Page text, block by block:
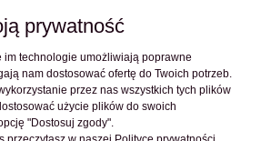
KLIENTA
POMOC
prywatność
im technologie umożliwiają poprawne
nam dostosować ofertę do Twoich potrzeb.
przez nas wszystkich tych plików
użycie plików do swoich
"Dostosuj zgody".